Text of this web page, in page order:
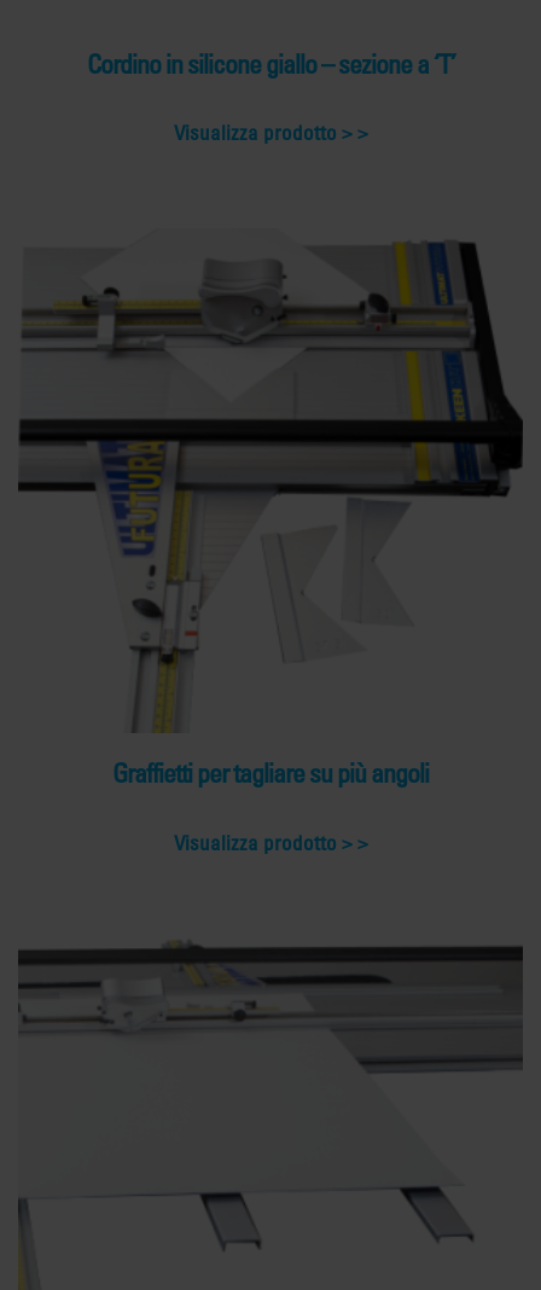
Cordino in silicone giallo – sezione a ‘T’
Visualizza prodotto >
Graffietti per tagliare su più angoli
Visualizza prodotto >